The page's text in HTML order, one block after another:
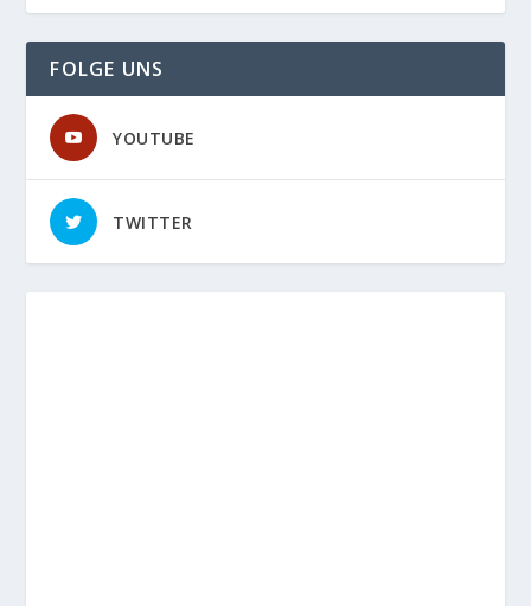
FOLGE UNS
YOUTUBE
TWITTER